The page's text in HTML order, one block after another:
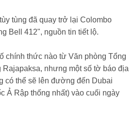
tùng đã quay trở lại Colombo
Bell 412", nguồn tin tiết lộ.
chính thức nào từ Văn phòng Tổng
Rajapaksa, nhưng một số tờ báo địa
có thể sẽ lên đường đến Dubai
Ả Rập thống nhất) vào cuối ngày